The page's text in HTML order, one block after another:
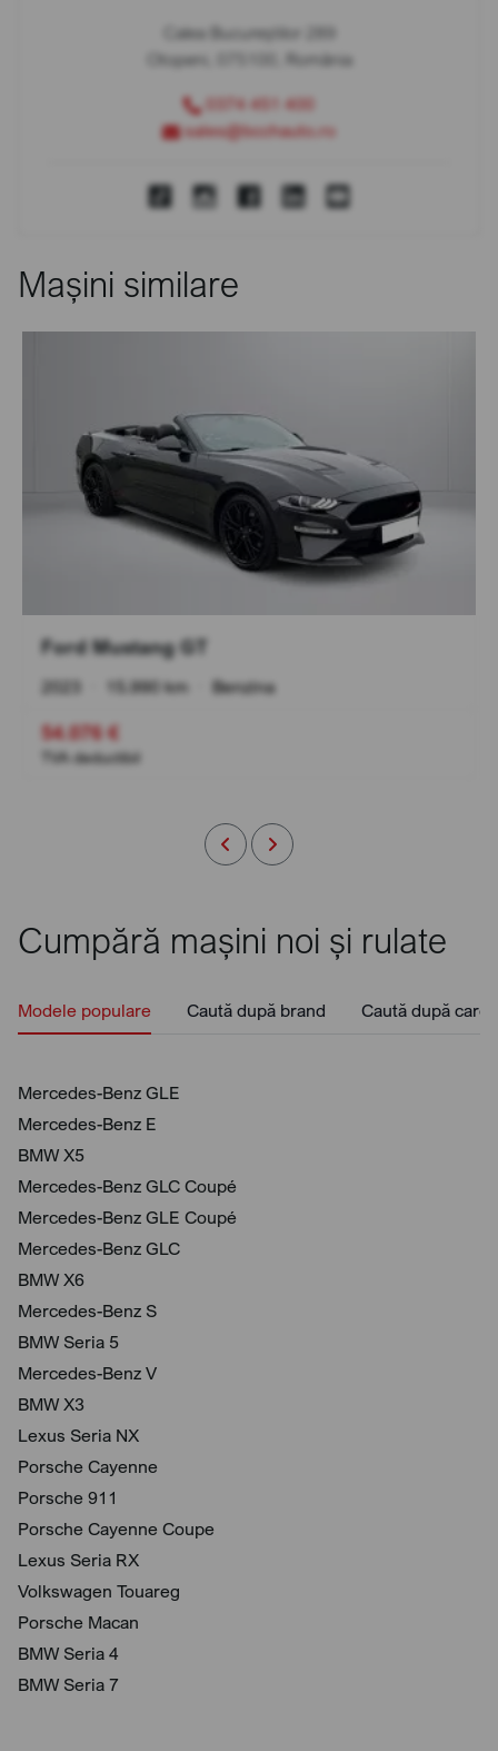
Calea Bucureștilor 289
Otopeni, 075100, România
0374 451 400
sales@bcchauto.ro
Mașini similare
Ford Mustang GT
2023 15.990 km Benzina
54.076 €
TVA deductibil
Cumpără mașini noi și rulate
Modele populare Caută după brand Caută după
Mercedes-Benz GLE
Mercedes-Benz E
BMW X5
Mercedes-Benz GLC Coupé
Mercedes-Benz GLE Coupé
Mercedes-Benz GLC
BMW X6
Mercedes-Benz S
BMW Seria 5
Mercedes-Benz V
BMW X3
Lexus Seria NX
Porsche Cayenne
Porsche 911
Porsche Cayenne Coupe
Lexus Seria RX
Volkswagen Touareg
Porsche Macan
BMW Seria 4
BMW Seria 7